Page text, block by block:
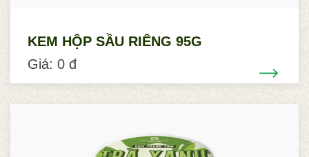
KEM HỘP SẦU RIÊNG 95G
Giá: 0 đ